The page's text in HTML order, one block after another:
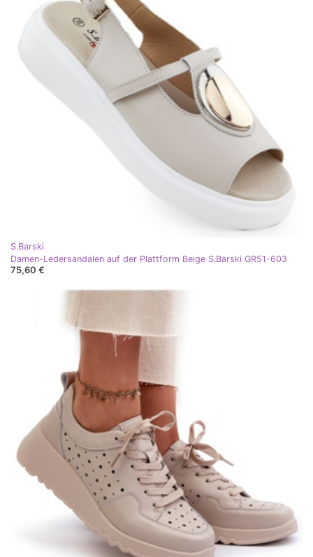
S.Barski
Damen-Ledersandalen auf der Plattform Beige S.Barski GR51-603
75,60 €